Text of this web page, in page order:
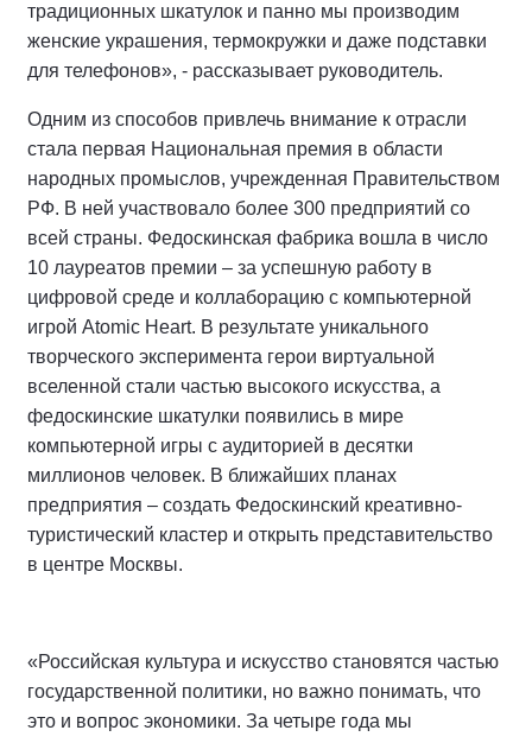
традиционных шкатулок и панно мы производим
женские украшения, термокружки и даже подставки
для телефонов», - рассказывает руководитель.
Одним из способов привлечь внимание к отрасли
стала первая Национальная премия в области
народных промыслов, учрежденная Правительством
РФ. В ней участвовало более 300 предприятий со
всей страны. Федоскинская фабрика вошла в число
10 лауреатов премии – за успешную работу в
цифровой среде и коллаборацию с компьютерной
игрой Atomic Heart. В результате уникального
творческого эксперимента герои виртуальной
вселенной стали частью высокого искусства, а
федоскинские шкатулки появились в мире
компьютерной игры с аудиторией в десятки
миллионов человек. В ближайших планах
предприятия – создать Федоскинский креативно-
туристический кластер и открыть представительство
в центре Москвы.
«Российская культура и искусство становятся частью
государственной политики, но важно понимать, что
это и вопрос экономики. За четыре года мы